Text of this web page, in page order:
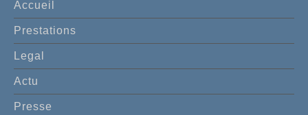
Accueil
Prestations
Legal
Actu
Presse